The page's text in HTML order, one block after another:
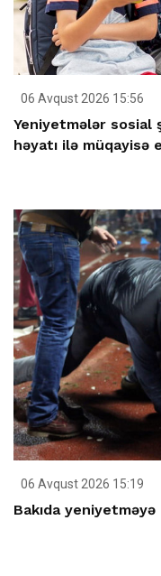
06 Avqust 2026 15:56
Yeniyetmələr sosial
həyatı ilə müqayisə
06 Avqust 2026 15:19
Bakıda